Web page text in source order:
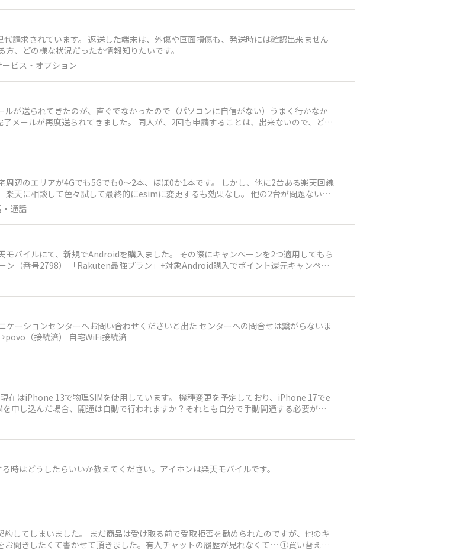
請求されています。 返送した端末は、外傷や画面損傷も、発送時には確認出来ません
る方、どの様な状況だったか情報知りたいです。
ビス・オプション
が送られてきたのが、直ぐでなかったので（パソコンに自信がない）うまく行かなか
メールが再度送られてきました。 同人が、2回も申請することは、出来ないので、どう
辺のエリアが4Gでも5Gでも0～2本、ほぼ0か1本です。 しかし、他に2台ある楽天回線
談してくれと言われ 送って調べてもらうも「異常なし」 あと、思いつくのが
ってるため、異常があるとは思えないのですが 一応、問い合わせようと思うのですが
通話
バイルにて、新規でAndroidを購入ました。 その際にキャンペーンを2つ適用してもら
存知でしたら教えてください。
ーションセンターへお問い合わせくださいと出た センターへの問合せは繋がらないま
ればよいのでしょうか？ 物理SIM→povo（接続済） 自宅WiFi接続済
はどうしたらいいか教えてください。アイホンは楽天モバイルです。
してしまいました。 まだ商品は受け取る前で受取拒否を勧められたのですが、他のキ
お聞きしたくて書かせて頂きました。有人チャットの履歴が見れなくて… ①買い替え超